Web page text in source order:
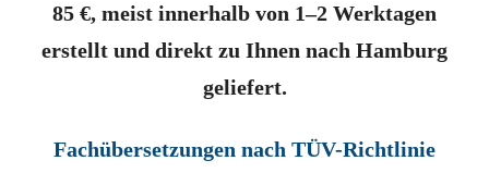
85 €, meist innerhalb von 1–2 Werktagen
erstellt und direkt zu Ihnen nach Hamburg
geliefert.
Fachübersetzungen nach TÜV-Richtlinie